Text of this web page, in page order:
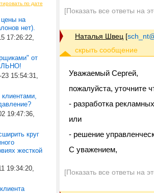
по дате
цены на
нет).
17:26:22,
от
23 15:54:31,
клиентами,
19:47:36,
круг
жесткой
19:34:20,
[Показать все ответы на
Наталья Швец [
Уважаемый Сергей,
пожалуйста, уточните
- разработка
или
- решение
С уважением,
[Показать все ответы на